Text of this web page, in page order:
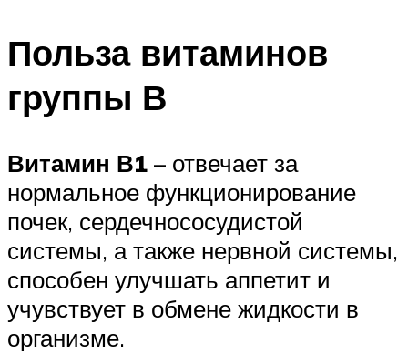
Польза витаминов
группы В
Витамин В1 – отвечает за
нормальное функционирование
почек, сердечнососудистой
системы, а также нервной системы,
способен улучшать аппетит и
учувствует в обмене жидкости в
организме.